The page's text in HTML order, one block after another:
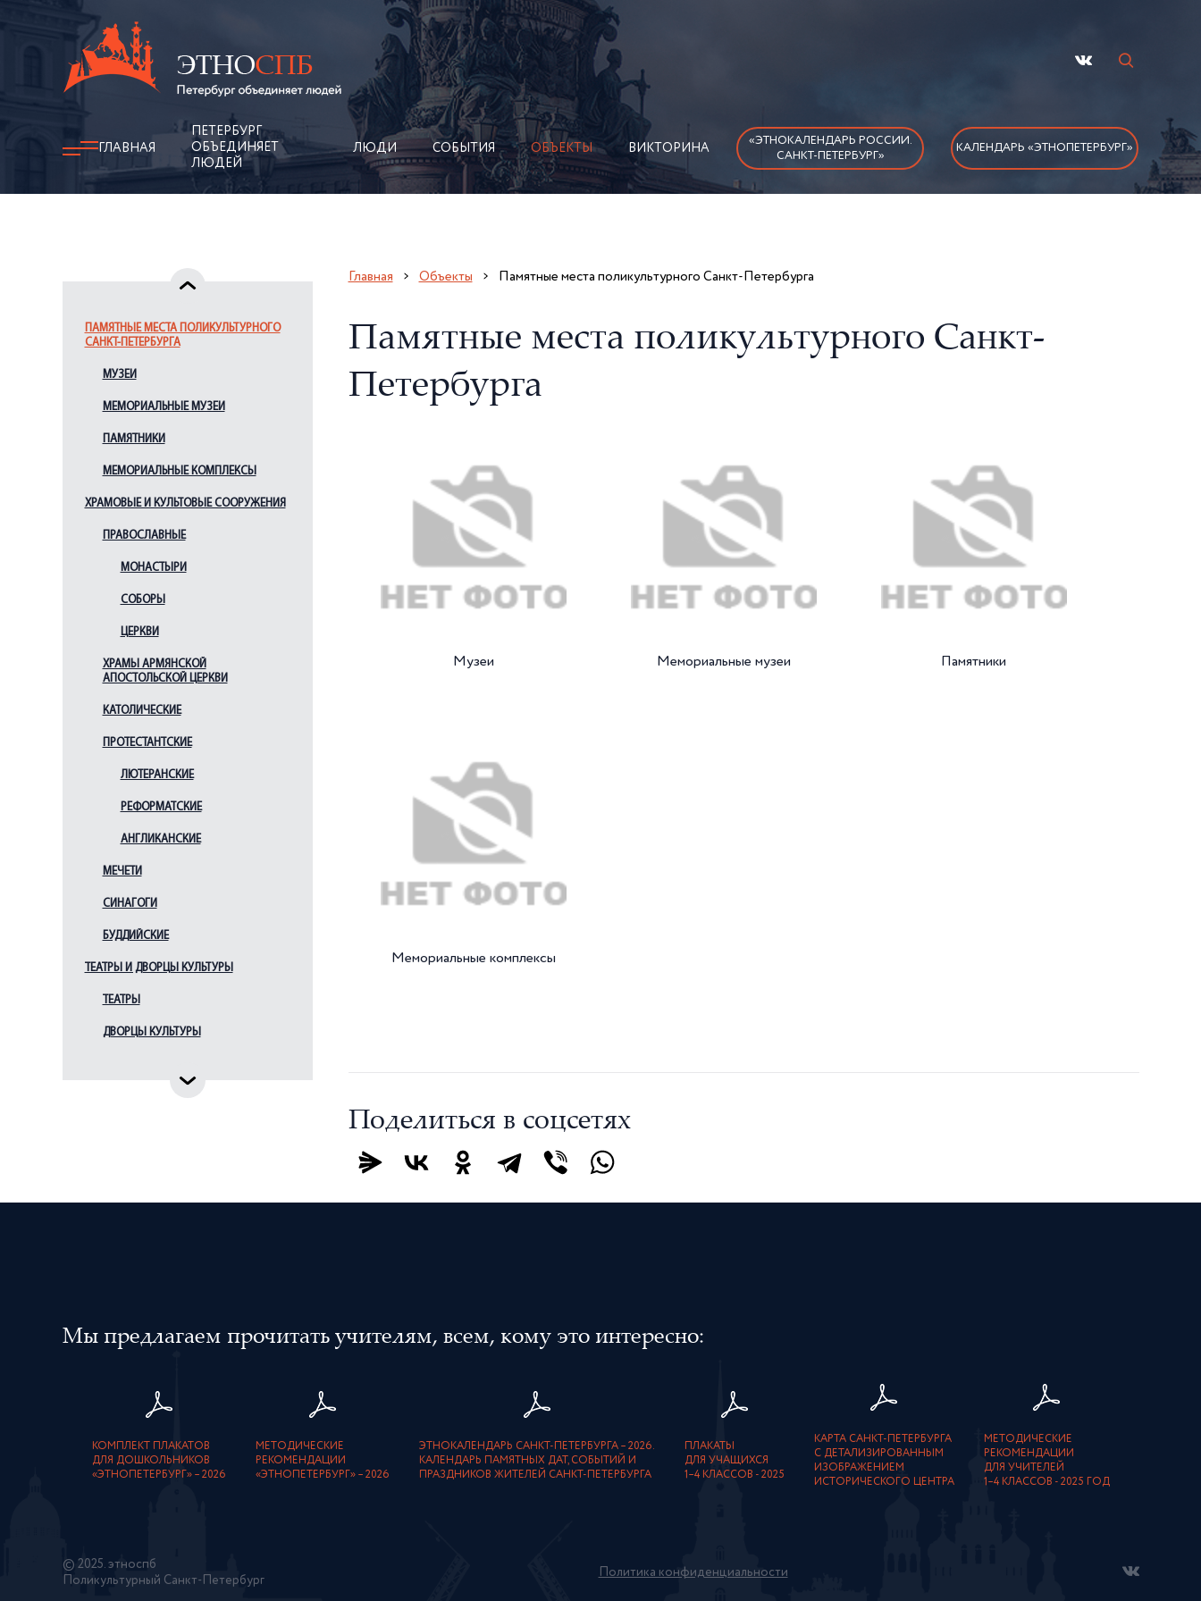
ГЛАВНАЯ
ПЕТЕРБУРГ
ОБЪЕДИНЯЕТ
ЛЮДЕЙ
ЛЮДИ СОБЫТИЯ ОБЪЕКТЫ ВИКТОРИНА
«ЭТНОКАЛЕНДАРЬ РОССИИ.
САНКТ-ПЕТЕРБУРГ»
КАЛЕНДАРЬ «ЭТНОПЕТЕРБУРГ»
ПАМЯТНЫЕ МЕСТА ПОЛИКУЛЬТУРНОГО
САНКТ-ПЕТЕРБУРГА
МУЗЕИ
МЕМОРИАЛЬНЫЕ МУЗЕИ
ПАМЯТНИКИ
МЕМОРИАЛЬНЫЕ КОМПЛЕКСЫ
ХРАМОВЫЕ И КУЛЬТОВЫЕ СООРУЖЕНИЯ
ПРАВОСЛАВНЫЕ
МОНАСТЫРИ
СОБОРЫ
ЦЕРКВИ
ХРАМЫ АРМЯНСКОЙ
АПОСТОЛЬСКОЙ ЦЕРКВИ
КАТОЛИЧЕСКИЕ
ПРОТЕСТАНТСКИЕ
ЛЮТЕРАНСКИЕ
РЕФОРМАТСКИЕ
АНГЛИКАНСКИЕ
МЕЧЕТИ
СИНАГОГИ
БУДДИЙСКИЕ
ТЕАТРЫ И ДВОРЦЫ КУЛЬТУРЫ
ТЕАТРЫ
ДВОРЦЫ КУЛЬТУРЫ
Главная Объекты Памятные места поликультурного Санкт-Петербурга
Памятные места поликультурного Санкт-
Петербурга
Музеи Мемориальные музеи Памятники
Мемориальные комплексы
Поделиться в соцсетях
Мы предлагаем прочитать учителям, всем, кому это интересно:
КОМПЛЕКТ ПЛАКАТОВ
ДЛЯ ДОШКОЛЬНИКОВ
«ЭТНОПЕТЕРБУРГ» – 2026
МЕТОДИЧЕСКИЕ
РЕКОМЕНДАЦИИ
«ЭТНОПЕТЕРБУРГ» – 2026
ЭТНОКАЛЕНДАРЬ САНКТ-ПЕТЕРБУРГА – 2026.
КАЛЕНДАРЬ ПАМЯТНЫХ ДАТ, СОБЫТИЙ И
ПРАЗДНИКОВ ЖИТЕЛЕЙ САНКТ-ПЕТЕРБУРГА
ПЛАКАТЫ
ДЛЯ УЧАЩИХСЯ
1–4 КЛАССОВ - 2025
КАРТА САНКТ-ПЕТЕРБУРГА
С ДЕТАЛИЗИРОВАННЫМ
ИЗОБРАЖЕНИЕМ
ИСТОРИЧЕСКОГО ЦЕНТРА
МЕТОДИЧЕСКИЕ
РЕКОМЕНДАЦИИ
ДЛЯ УЧИТЕЛЕЙ
1–4 КЛАССОВ - 2025 ГОД
© 2025. этноспб
Поликультурный Санкт-Петербург
Политика конфиденциальности